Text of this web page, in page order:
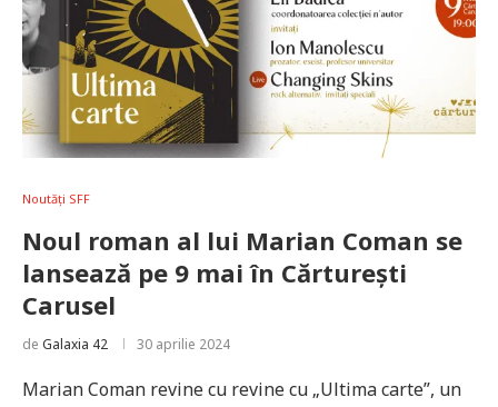
Noutăți SFF
Noul roman al lui Marian Coman se
lansează pe 9 mai în Cărturești
Carusel
de Galaxia 42 30 aprilie 2024
Marian Coman revine cu revine cu „Ultima carte”, un